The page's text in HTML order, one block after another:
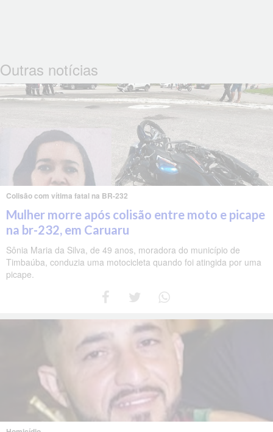
Outras notícias
Colisão com vítima fatal na BR-232
Mulher morre após colisão entre moto e picape
na br-232, em Caruaru
Sônia Maria da Silva, de 49 anos, moradora do município de
Timbaúba, conduzia uma motocicleta quando foi atingida por uma
picape.